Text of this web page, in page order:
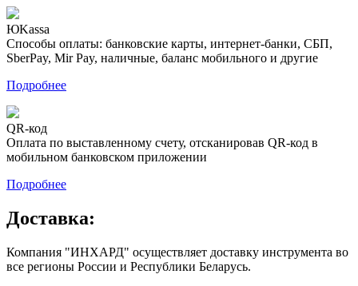
ЮKassa
Способы оплаты: банковские карты, интернет-банки, СБП,
SberPay, Mir Pay, наличные, баланс мобильного и другие
Подробнее
QR-код
Оплата по выставленному счету, отсканировав QR-код в
мобильном банковском приложении
Подробнее
Доставка:
Компания "ИНХАРД" осуществляет доставку инструмента во
все регионы России и Республики Беларусь.